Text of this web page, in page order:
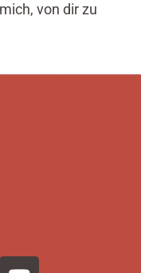
von dir zu